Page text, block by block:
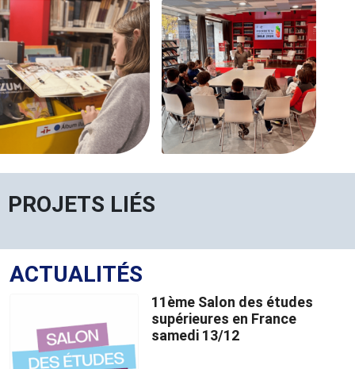
PROJETS LIÉS
ACTUALITÉS
11ème Salon des études
supérieures en France
samedi 13/12